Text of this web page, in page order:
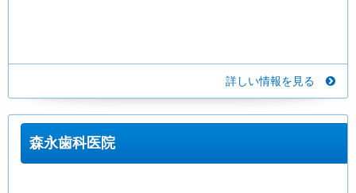
詳しい情報を見る
森永歯科医院